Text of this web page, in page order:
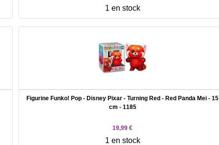
1 en stock
Figurine Funko! Pop - Disney Pixar - Turning Red - Red Panda Mei - 15
cm - 1185
19,99 €
1 en stock